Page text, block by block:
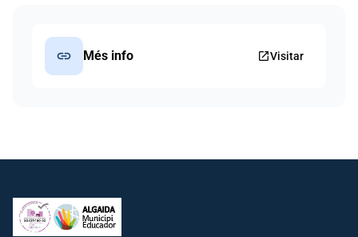
link Més info open_in_newVisitar